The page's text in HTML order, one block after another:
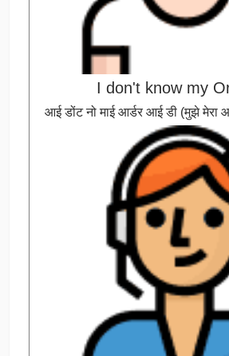
I don't know my
आई डोंट नो माई आर्डर आई डी (मुझे मेरा